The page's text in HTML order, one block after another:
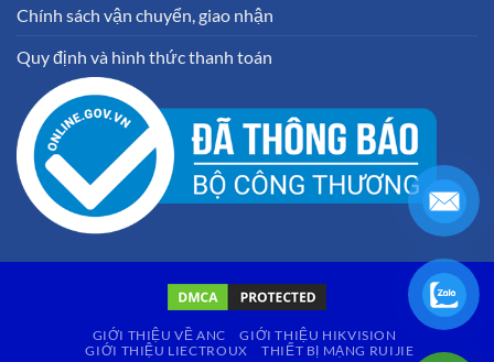
Chính sách vận chuyển, giao nhận
Quy định và hình thức thanh toán
GIỚI THIỆU VỀ ANC
GIỚI THIỆU HIKVISION
GIỚI THIỆU LIECTROUX
THIẾT BỊ MẠNG RUIJIE